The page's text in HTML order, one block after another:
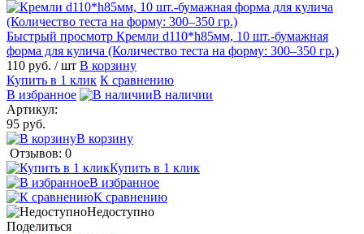
Быстрый просмотр Кремли d110*h85мм, 10 шт.-бумажная
форма для кулича (Количество теста на форму: 300–350 гр.)
110 руб. / шт В корзину
Купить в 1 клик К сравнению
В избранное
В наличии
Артикул:
95 руб.
В корзину
Отзывов: 0
Купить в 1 клик
В избранное
К сравнению
Недоступно
Поделиться